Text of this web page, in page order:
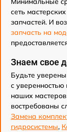
сеть
запчастей. И
запчасть на
Знаем свое
Будьте
с
наших
востребованы
Замена
гидросистемы,